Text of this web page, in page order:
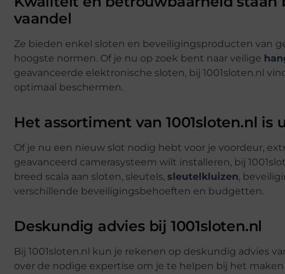
vaandel
Ze bieden enkel sloten en beveiligingsproducten van
hoogste normen. Of je nu op zoek bent naar veilige
geavanceerde elektronische sloten, bij 1001sloten.nl
optimaal beschermen.
Het assortiment van 1001sloten.nl is
Of je nu een nieuw slot nodig hebt voor je voordeur,
geavanceerd camerasysteem wilt installeren, bij
breed scala aan sloten, sleutels, sleutelkluizen,
verschillende beveiligingsbehoeften en budgetten.
Deskundig advies bij 1001sloten.nl
Bij 1001sloten.nl kun je rekenen op deskundig advies
over de nodige expertise om je te helpen bij het